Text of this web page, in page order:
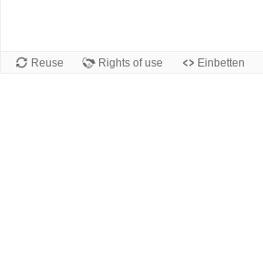
Reuse Rights of use Einbetten